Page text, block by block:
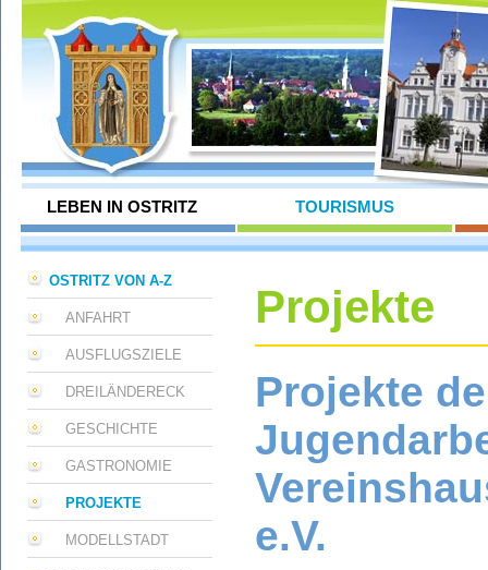
LEBEN IN OSTRITZ TOURISMUS
OSTRITZ VON A-Z
ANFAHRT
AUSFLUGSZIELE
DREILÄNDERECK
GESCHICHTE
GASTRONOMIE
PROJEKTE
MODELLSTADT
Projekte
Projekte
e.V.